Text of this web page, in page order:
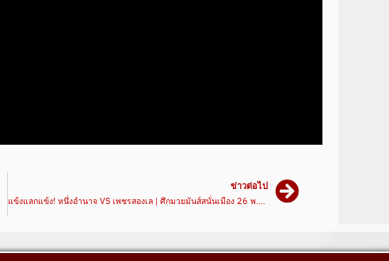
ข่าวต่อไป
แข้งแลกแข้ง! หนึ่งอำนาจ VS เพชรสองเล | ศึกมวยมันส์สนั่นเมือง 26 พ.ย. 67